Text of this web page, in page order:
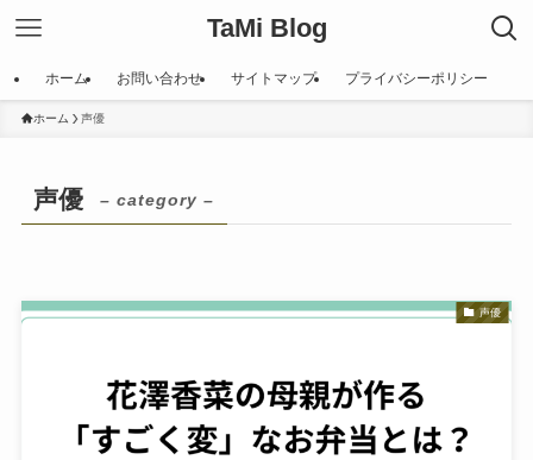
TaMi Blog
ホーム お問い合わせ サイトマップ プライバシーポリシー
ホーム 声優
声優 – category –
声優